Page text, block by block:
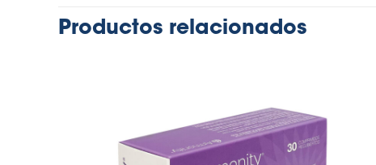
Productos relacionados